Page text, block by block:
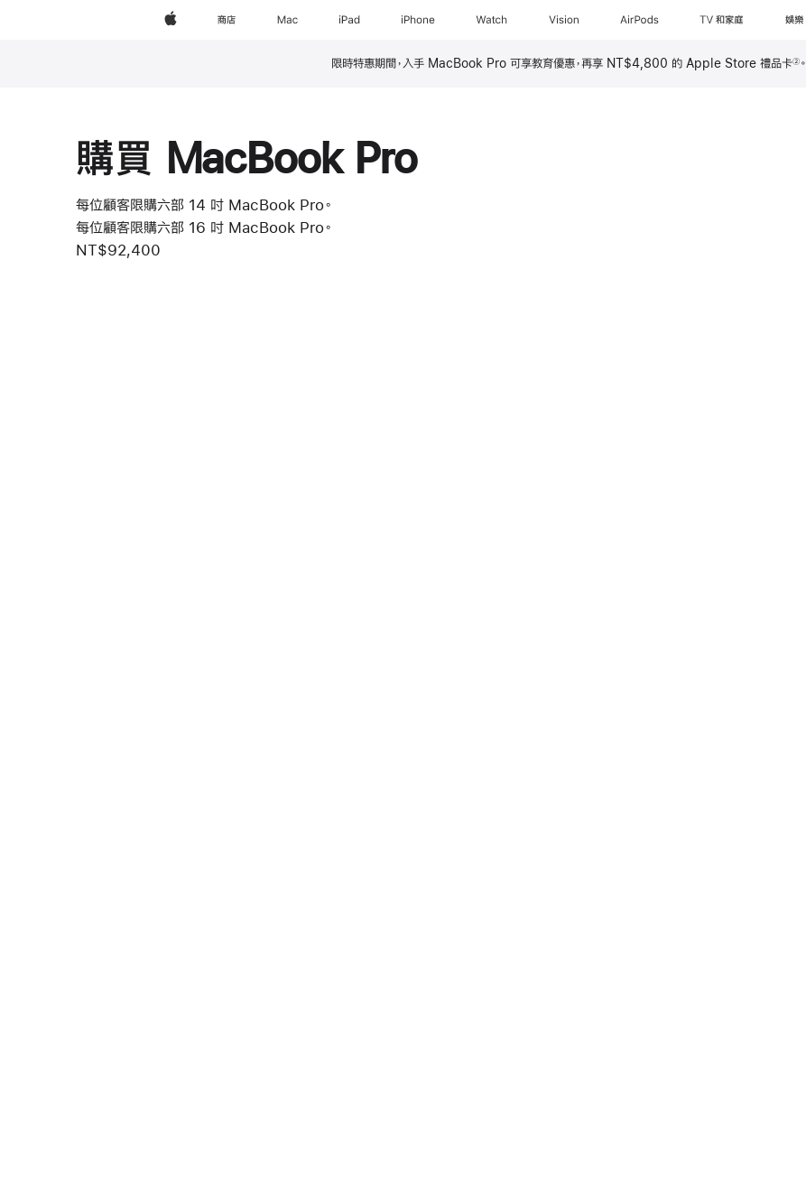
Apple商店 Mac iPad iPhone Watch Vision AirPods TV 和家庭 娛樂
限時特惠期間，入手 MacBook Pro 可享教育優惠，再享 NT$4,800 的 Apple Store 禮品卡②。
購買 MacBook Pro
每位顧客限購六部 14 吋 MacBook Pro。
每位顧客限購六部 16 吋 MacBook Pro。
NT$92,400